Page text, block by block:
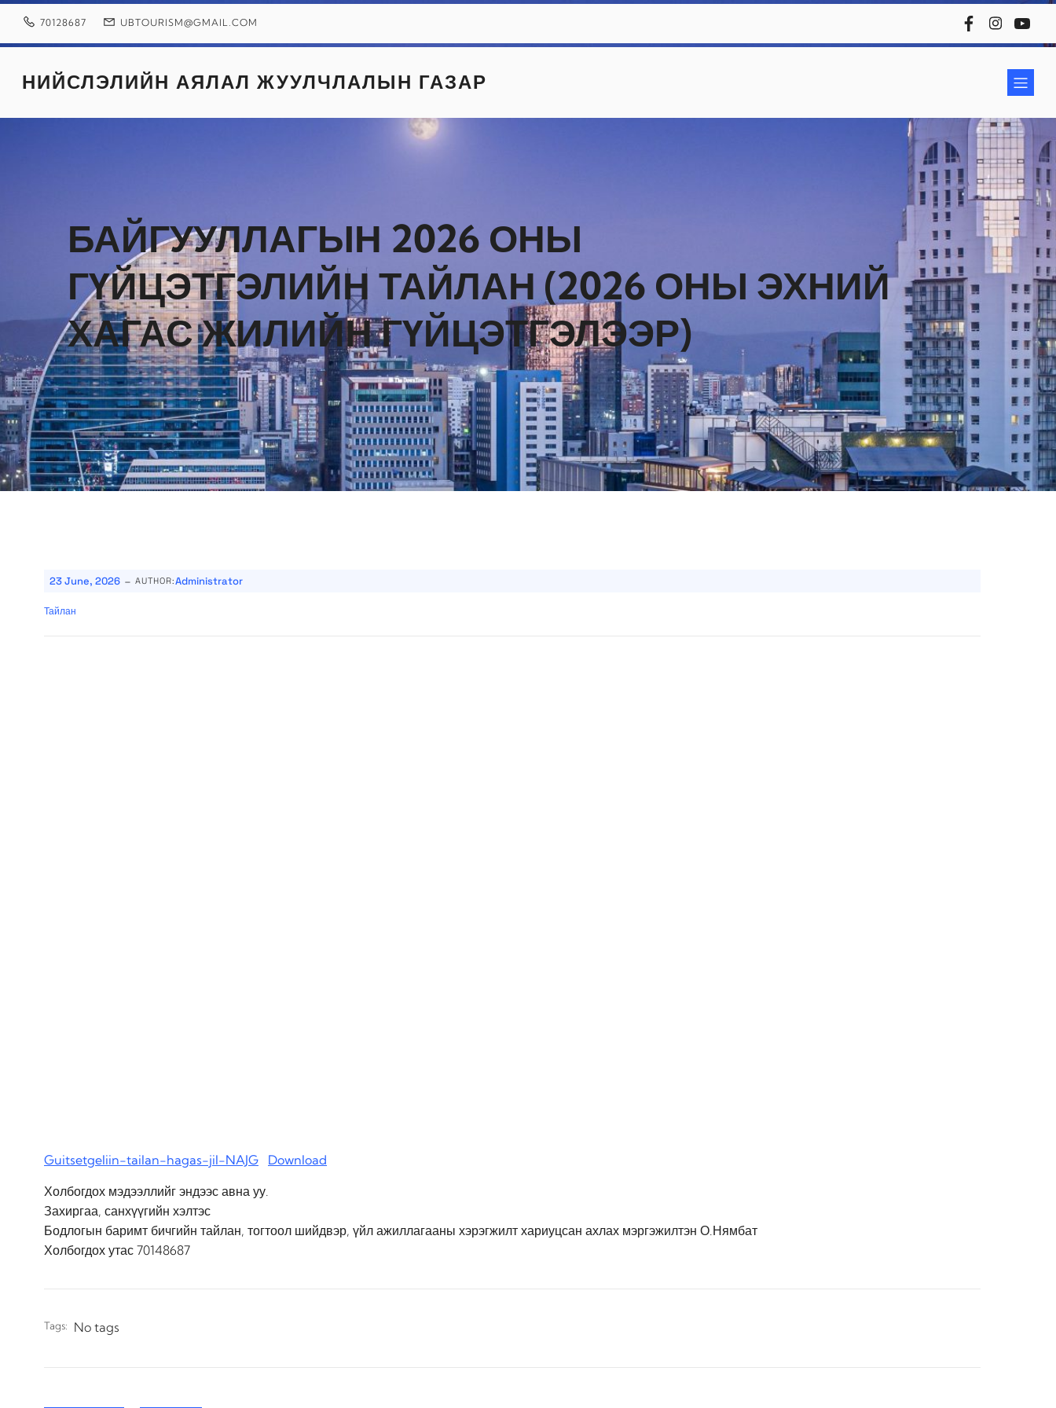
Skip
70128687 UBTOURISM@GMAIL.COM
НИЙСЛЭЛИЙН АЯЛАЛ ЖУУЛЧЛАЛЫН ГАЗАР
БАЙГУУЛЛАГЫН 2026 ОНЫ
ГҮЙЦЭТГЭЛИЙН ТАЙЛАН (2026 ОНЫ ЭХНИЙ
ХАГАС ЖИЛИЙН ГҮЙЦЭТГЭЛЭЭР)
23 June, 2026 - AUTHOR:Administrator
Тайлан
Guitsetgeliin-tailan-hagas-jil-NAJG
Download
Холбогдох мэдээллийг эндээс авна уу.
Захиргаа, санхүүгийн хэлтэс
Бодлогын баримт бичгийн тайлан, тогтоол шийдвэр, үйл ажиллагааны хэрэгжилт хариуцсан ахлах мэргэжилтэн О.Нямбат
Холбогдох утас 70148687
Tags: No tags